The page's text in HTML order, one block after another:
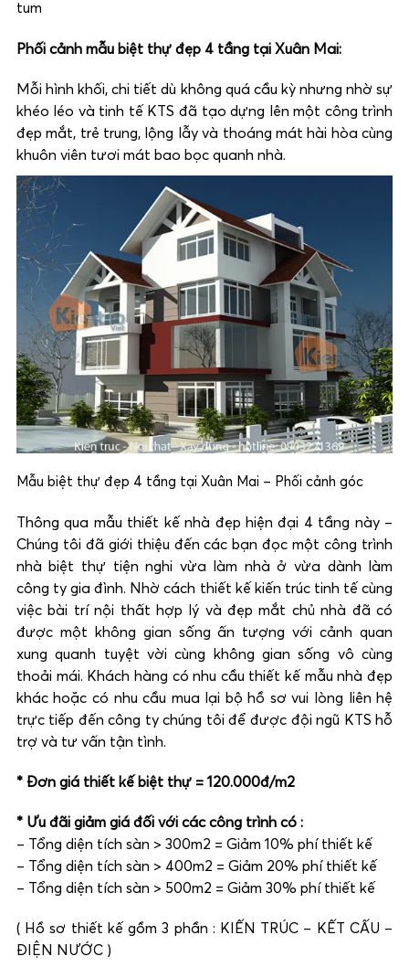
tum
Phối cảnh mẫu biệt thự đẹp 4 tầng tại Xuân Mai:
Mỗi hình khối, chi tiết dù không quá cầu kỳ nhưng nhờ sự
khéo léo và tinh tế KTS đã tạo dựng lên một công trình
đẹp mắt, trẻ trung, lộng lẫy và thoáng mát hài hòa cùng
khuôn viên tươi mát bao bọc quanh nhà.
Mẫu biệt thự đẹp 4 tầng tại Xuân Mai – Phối cảnh góc
Thông qua mẫu thiết kế nhà đẹp hiện đại 4 tầng này –
Chúng tôi đã giới thiệu đến các bạn đọc một công trình
nhà biệt thự tiện nghi vừa làm nhà ở vừa dành làm
công ty gia đình. Nhờ cách thiết kế kiến trúc tinh tế cùng
việc bài trí nội thất hợp lý và đẹp mắt chủ nhà đã có
được một không gian sống ấn tượng với cảnh quan
xung quanh tuyệt vời cùng không gian sống vô cùng
thoải mái. Khách hàng có nhu cầu thiết kế mẫu nhà đẹp
khác hoặc có nhu cầu mua lại bộ hồ sơ vui lòng liên hệ
trực tiếp đến công ty chúng tôi để được đội ngũ KTS hỗ
trợ và tư vấn tận tình.
* Đơn giá thiết kế biệt thự = 120.000đ/m2
* Ưu đãi giảm giá đối với các công trình có :
– Tổng diện tích sàn > 300m2 = Giảm 10% phí thiết kế
– Tổng diện tích sàn > 400m2 = Giảm 20% phí thiết kế
– Tổng diện tích sàn > 500m2 = Giảm 30% phí thiết kế
( Hồ sơ thiết kế gồm 3 phần : KIẾN TRÚC – KẾT CẤU –
ĐIỆN NƯỚC )